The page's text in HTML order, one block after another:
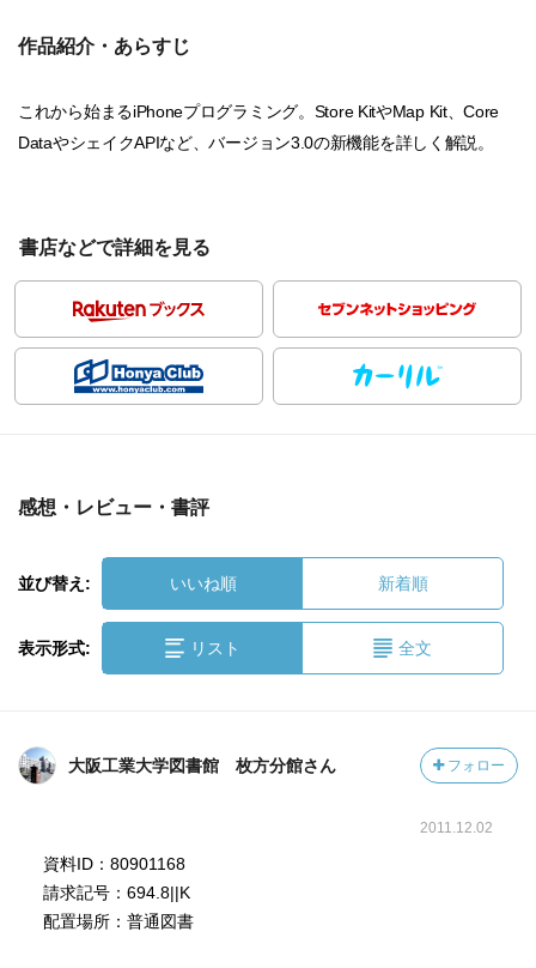
作品紹介・あらすじ
これから始まるiPhoneプログラミング。Store KitやMap Kit、Core
DataやシェイクAPIなど、バージョン3.0の新機能を詳しく解説。
書店などで詳細を見る
感想・レビュー・書評
並び替え: いいね順 新着順
表示形式: リスト 全文
大阪工業大学図書館 枚方分館さん フォロー
2011.12.02
資料ID：80901168
請求記号：694.8||K
配置場所：普通図書